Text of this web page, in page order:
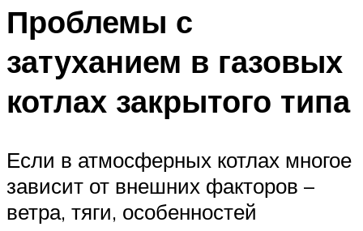
Проблемы с
затуханием в газовых
котлах закрытого типа
Если в атмосферных котлах многое
зависит от внешних факторов –
ветра, тяги, особенностей